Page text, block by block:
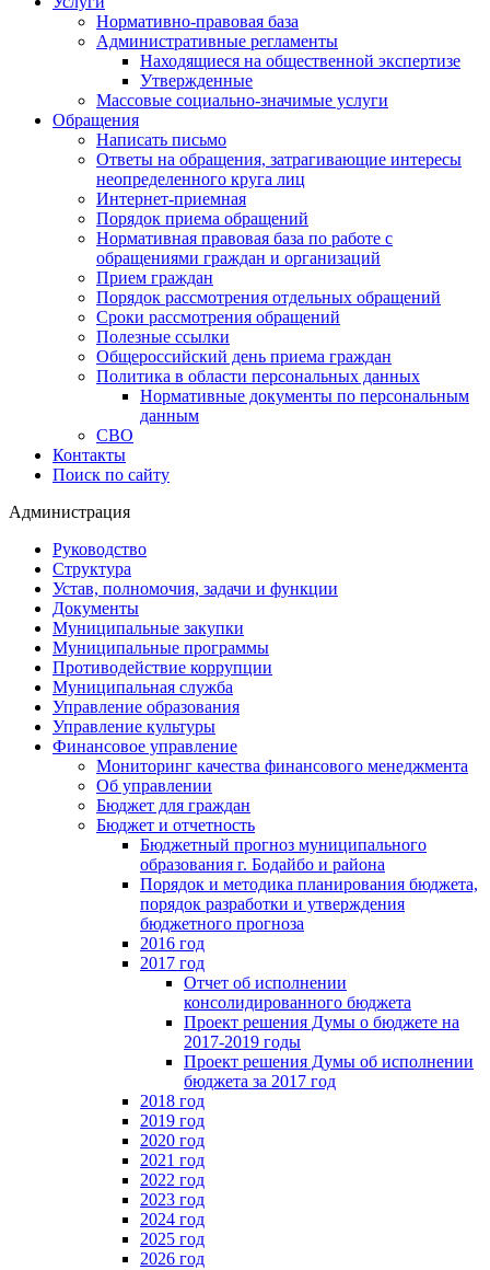
Нормативно-правовая база
Административные регламенты
Находящиеся на общественной экспертизе
Утвержденные
Массовые социально-значимые услуги
Обращения
Написать письмо
Ответы на обращения, затрагивающие интересы
неопределенного круга лиц
Интернет-приемная
Порядок приема обращений
Нормативная правовая база по работе с
обращениями граждан и организаций
Прием граждан
Порядок рассмотрения отдельных обращений
Сроки рассмотрения обращений
Полезные ссылки
Общероссийский день приема граждан
Политика в области персональных данных
Нормативные документы по персональным
данным
СВО
Контакты
Поиск по сайту
Администрация
Руководство
Структура
Устав, полномочия, задачи и функции
Документы
Муниципальные закупки
Муниципальные программы
Противодействие коррупции
Муниципальная служба
Управление образования
Управление культуры
Финансовое управление
Мониторинг качества финансового менеджмента
Об управлении
Бюджет для граждан
Бюджет и отчетность
Бюджетный прогноз муниципального
образования г. Бодайбо и района
Порядок и методика планирования бюджета,
порядок разработки и утверждения
бюджетного прогноза
2016 год
2017 год
Отчет об исполнении
консолидированного бюджета
Проект решения Думы о бюджете на
2017-2019 годы
Проект решения Думы об исполнении
бюджета за 2017 год
2018 год
2019 год
2020 год
2021 год
2022 год
2023 год
2024 год
2025 год
2026 год